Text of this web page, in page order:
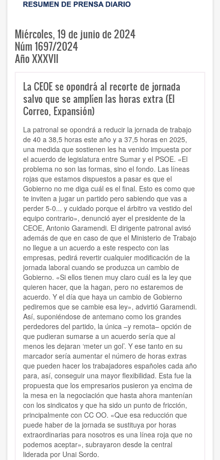
Miércoles, 19 de junio de 2024
Núm 1697/2024
Año XXXVII
La CEOE se opondrá al recorte de jornada
salvo que se amplíen las horas extra (El
Correo, Expansión)
La patronal se opondrá a reducir la jornada de trabajo
de 40 a 38,5 horas este año y a 37,5 horas en 2025,
una medida que sostienen les ha venido impuesta por
el acuerdo de legislatura entre Sumar y el PSOE. «El
problema no son las formas, sino el fondo. Las líneas
rojas que estamos dispuestos a pasar es que el
Gobierno no me diga cuál es el final. Esto es como que
te inviten a jugar un partido pero sabiendo que vas a
perder 5-0... y cuidado porque el árbitro va vestido del
equipo contrario», denunció ayer el presidente de la
CEOE, Antonio Garamendi. El dirigente patronal avisó
además de que en caso de que el Ministerio de Trabajo
no llegue a un acuerdo a este respecto con las
empresas, pedirá revertir cualquier modificación de la
jornada laboral cuando se produzca un cambio de
Gobierno. «Si ellos tienen muy claro cuál es la ley que
quieren hacer, que la hagan, pero no estaremos de
acuerdo. Y el día que haya un cambio de Gobierno
pediremos que se cambie esa ley», advirtió Garamendi.
Así, suponiéndose de antemano como los grandes
perdedores del partido, la única –y remota– opción de
que pudieran sumarse a un acuerdo sería que al
menos les dejaran ‘meter un gol’. Y ese tanto en su
marcador sería aumentar el número de horas extras
que pueden hacer los trabajadores españoles cada año
para, así, conseguir una mayor flexibilidad. Esta fue la
propuesta que los empresarios pusieron ya encima de
la mesa en la negociación que hasta ahora mantenían
con los sindicatos y que ha sido un punto de fricción,
principalmente con CC OO. «Que esa reducción que
puede haber de la jornada se sustituya por horas
extraordinarias para nosotros es una línea roja que no
podemos aceptar», subrayaron desde la central
liderada por Unai Sordo.